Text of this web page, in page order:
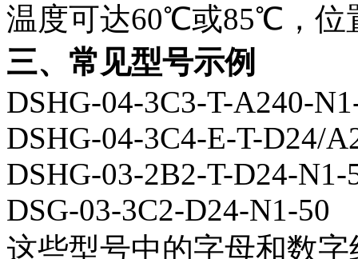
温度可达60℃或85℃，位
三、常见型号示例
DSHG-04-3C3-T-A240-
DSHG-04-3C4-E-T-D24/
DSHG-03-2B2-T-D24-N1-
DSG-03-3C2-D24-N1-50
这些型号中的字母和数